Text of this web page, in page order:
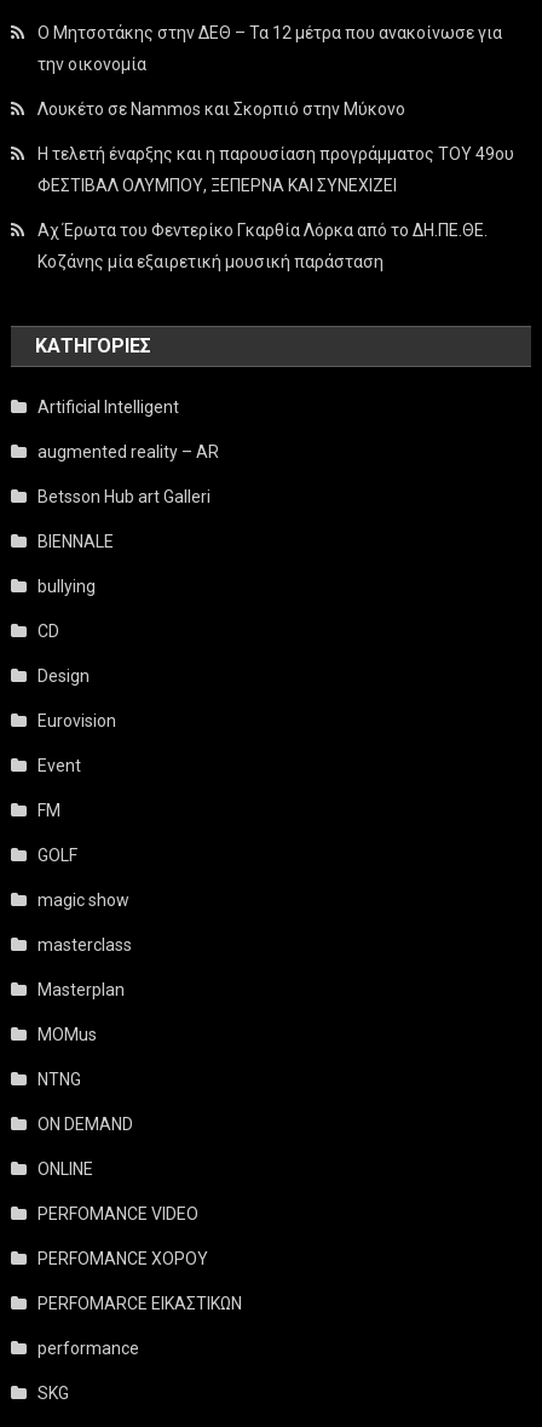
Ο Μητσοτάκης στην ΔΕΘ – Τα 12 μέτρα που ανακοίνωσε για
την οικονομία
Λουκέτο σε Nammos και Σκορπιό στην Μύκονο
Η τελετή έναρξης και η παρουσίαση προγράμματος ΤΟΥ 49ου
ΦΕΣΤΙΒΑΛ ΟΛΥΜΠΟΥ, ΞΕΠΕΡΝΑ ΚΑΙ ΣΥΝΕΧΙΖΕΙ
Αχ Έρωτα του Φεντερίκο Γκαρθία Λόρκα από το ΔΗ.ΠΕ.ΘΕ.
Κοζάνης μία εξαιρετική μουσική παράσταση
KΑΤΗΓΟΡΊΕΣ
Artificial Intelligent
augmented reality – AR
Betsson Hub art Galleri
BIENNALE
bullying
CD
Design
Eurovision
Event
FM
GOLF
magic show
masterclass
Masterplan
MOMus
NTNG
ON DEMAND
ONLINE
PERFOMANCE VIDEO
PERFOMANCE ΧΟΡΟΥ
PERFOMARCE ΕΙΚΑΣΤΙΚΩΝ
performance
SKG